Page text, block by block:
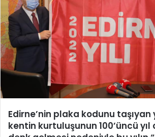
Edirne’nin plaka kodunu taşıyan
kentin kurtuluşunun 100’üncü